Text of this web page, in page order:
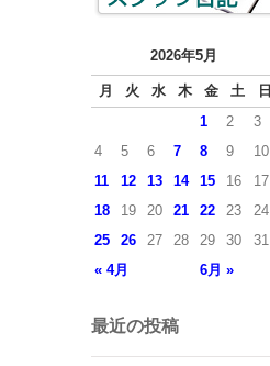
2026年5月
月 火 水 木 金 土 日
« 4月 6月 »
1 2
3
4
5 6 7 8 9
10
11
12 13 14 15 16
17
18
19 20 21 22 23
24
25
26 27 28 29 30 31
最近の投稿